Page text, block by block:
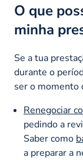
O que
minha
Se a tua
durante o
ser o momento
Renegociar
pedindo a
Saber como
a preparar a